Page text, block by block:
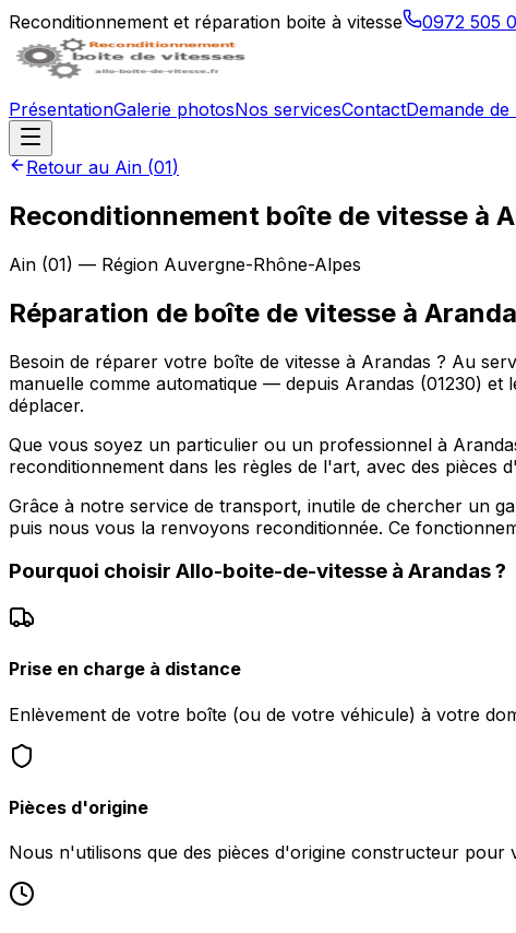
Reconditionnement et réparation boite à vitesse 0972 505
PrésentationGalerie photosNos servicesContactDemande
Retour au Ain (01)
Reconditionnement boîte de vitesse à
Ain (01) — Région Auvergne-Rhône-Alpes
Réparation de boîte de vitesse à
Besoin de réparer votre boîte de vitesse à Arandas ? Au
manuelle comme automatique — depuis Arandas (01230)
déplacer.
Que vous soyez un particulier ou un professionnel à
reconditionnement dans les règles de l'art, avec des pièces
Grâce à notre service de transport, inutile de chercher un
puis nous vous la renvoyons reconditionnée. Ce
Pourquoi choisir Allo-boite-de-vitesse à Arandas?
Prise en charge à distance
Enlèvement de votre boîte (ou de votre véhicule) à votre
Pièces d'origine
Nous n'utilisons que des pièces d'origine constructeur pour